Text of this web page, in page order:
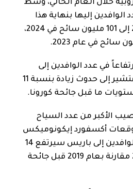
خلال العام الحالي، وسط
إليها بنهاية هذا
الشهر ونهاية 2024 إلى 101 مليون سائح في 2024،
في عدد الوافدين إلى
فرنسا مدينة النور فتشير إلى حدوث زيادة بنسبة 11
ما قبل جائحة كورونا.
الأكبر من عدد السياح
توقعات أكسفورد إيكونوميكس
إلى أن عدد السياح الوافدين إلى باريس سيرتفع 14
في المئة خلال 2024 مقارنة بعام 2019 قبل جائحة